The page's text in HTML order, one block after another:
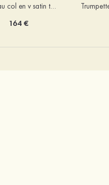
Fourreau col en v satin traîne balayage robe de bal
164 €